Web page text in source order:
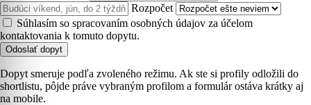
Rozpočet
Súhlasím so spracovaním osobných údajov za účelom
kontaktovania k tomuto dopytu.
Odoslať dopyt
Dopyt smeruje podľa zvoleného režimu. Ak ste si profily odložili do
shortlistu, pôjde práve vybraným profilom a formulár ostáva krátky aj
na mobile.